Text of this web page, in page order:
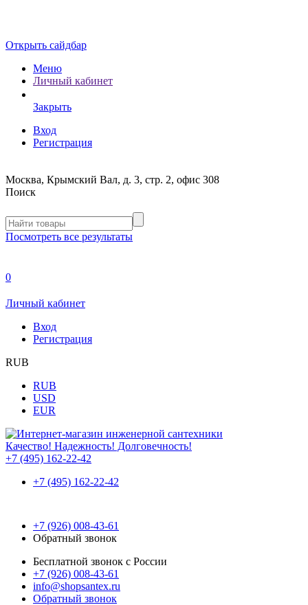
Открыть сайдбар
Меню
Личный кабинет
Закрыть
Вход
Регистрация
Москва, Крымский Вал, д. 3, стр. 2, офис 308
Поиск
Посмотреть все результаты
0
Личный кабинет
Вход
Регистрация
RUB
RUB
USD
EUR
Качество! Надежность! Долговечность!
+7 (495) 162-22-42
+7 (495) 162-22-42
+7 (926) 008-43-61
Обратный звонок
Бесплатной звонок с России
+7 (926) 008-43-61
info@shopsantex.ru
Обратный звонок